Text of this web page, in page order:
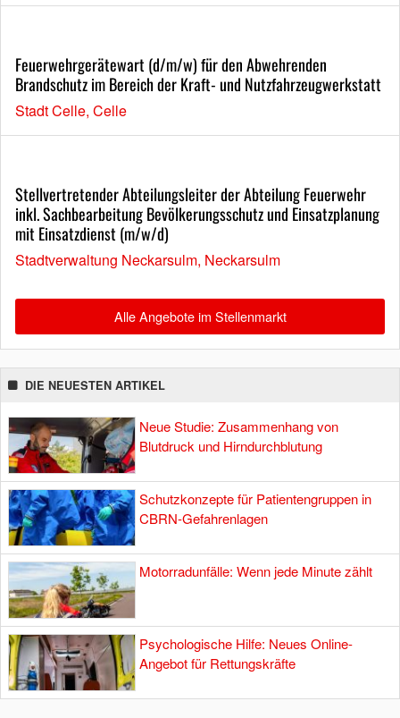
Feuerwehrgerätewart (d/m/w) für den Abwehrenden
Brandschutz im Bereich der Kraft- und Nutzfahrzeugwerkstatt
Stadt Celle, Celle
Stellvertretender Abteilungsleiter der Abteilung Feuerwehr
inkl. Sachbearbeitung Bevölkerungsschutz und Einsatzplanung
mit Einsatzdienst (m/w/d)
Stadtverwaltung Neckarsulm, Neckarsulm
Alle Angebote im Stellenmarkt
DIE NEUESTEN ARTIKEL
Neue Studie: Zusammenhang von
Blutdruck und Hirndurchblutung
Schutzkonzepte für Patientengruppen in
CBRN-Gefahrenlagen
Motorradunfälle: Wenn jede Minute zählt
Psychologische Hilfe: Neues Online-
Angebot für Rettungskräfte